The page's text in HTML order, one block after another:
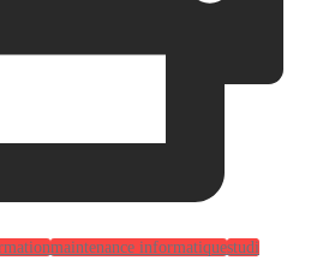
maintenance informatiquestudi